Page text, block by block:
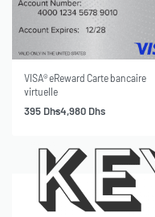
VISA® eReward Carte bancaire
virtuelle
395 Dhs4,980 Dhs